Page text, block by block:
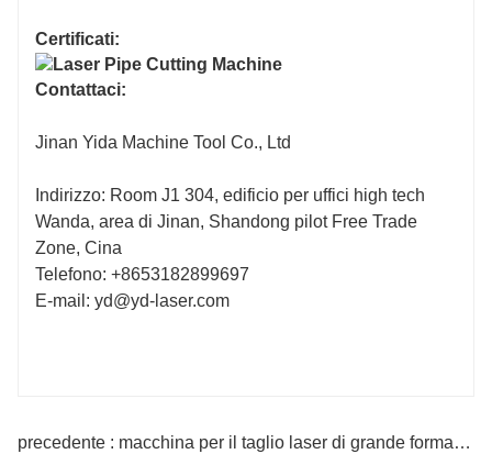
Certificati:
Contattaci:
Jinan Yida Machine Tool Co., Ltd
Indirizzo: Room J1 304, edificio per uffici high tech
Wanda, area di Jinan, Shandong pilot Free Trade
Zone, Cina
Telefono: +8653182899697
E-mail: yd@yd-laser.com
precedente : macchina per il taglio laser di grande formato nel Regno Unito